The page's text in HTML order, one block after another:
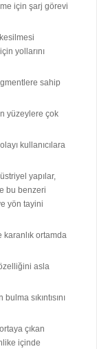
için şarj görevi
yollarını
sahip
yüzeylere çok
kullanıcılara
yapılar,
bu benzeri
yön tayini
karanlık ortamda
asla
sıkıntısını
çıkan
içinde